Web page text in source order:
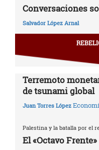
Conversaciones
Salvador López Arnal
Terremoto
de tsunami global
Juan Torres López
Palestina y la batalla por el
El «Octavo Frente»